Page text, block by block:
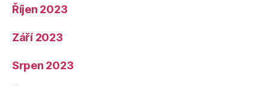
Říjen 2023
Září 2023
Srpen 2023